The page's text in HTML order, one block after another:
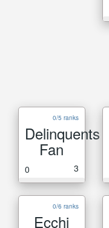
0/5 ranks
Delinquents
Fan
0 3
0/6 ranks
Ecchi